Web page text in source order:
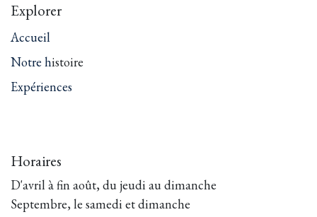
Explorer
Accueil
Notre histoire
Expériences
Horaires
D'avril à fin août, du jeudi au dimanche
Septembre, le samedi et dimanche